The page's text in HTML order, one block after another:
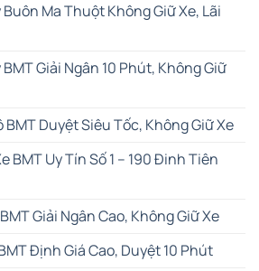
Ma Thuột Không Giữ Xe, Lãi
Giải Ngân 10 Phút, Không Giữ
BMT Duyệt Siêu Tốc, Không Giữ Xe
BMT Uy Tín Số 1 – 190 Đinh Tiên
Giải Ngân Cao, Không Giữ Xe
Định Giá Cao, Duyệt 10 Phút